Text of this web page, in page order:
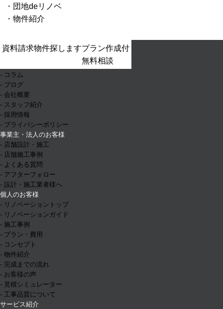
団地deリノベ
物件紹介
資料請求物件探しますプラン作成付
無料相談
- ホーム
- お知らせ
- コラム
- ブログ
- 会社概要
- スタッフ紹介
- 採用情報
- プライバシーポリシー
事業主・法人のお客様
- 店舗設計・施工
- 店舗施工事例
- よくある質問
- アフターフォロー
- 設計・施工業者様へ
個人のお客様
- リノベーショントップ
- リノベーションガイド
- 施工事例
- プラン・費用
- コンセプト
- 物件紹介
- 完成までの流れ
- お客様の声
- 見積シミュレーター
- 工事品質について
サービス紹介